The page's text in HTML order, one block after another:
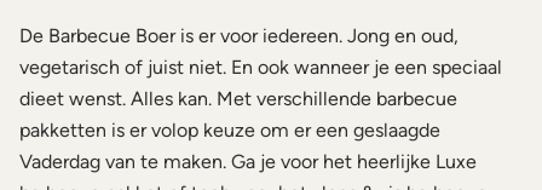
De Barbecue Boer is er voor iedereen. Jong en oud,
vegetarisch of juist niet. En ook wanneer je een speciaal
dieet wenst. Alles kan. Met verschillende barbecue
pakketten is er volop keuze om er een geslaagde
Vaderdag van te maken. Ga je voor het heerlijke Luxe